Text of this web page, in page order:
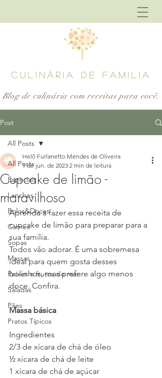
CULINÁRIA DE FAMILIA
Blog de culinária com receitas para você.
Post
All Posts
Especiais
Lanches
Bolos&Doces
Carnes
Sopas
Massas
Peixes e frutos do mar
Saladas
Pães
Pratos Típicos
All Posts
Cupcake de limão -
maravilhoso
Helô Furlanetto Mendes de Oliveira
1 de jun. de 2023 2 min de leitura
Aprenda a fazer essa receita de
cupcake de limão para preparar para a
sua família.
Todos vão adorar. É uma sobremesa
ideal para quem gosta desses
bolinhos, mas prefere algo menos
doce. Confira.
Massa básica
Ingredientes
2/3 de xícara de chá de óleo
½ xícara de chá de leite
1 xícara de chá de açúcar